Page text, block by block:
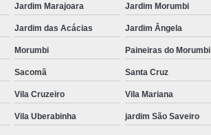
Jardim Marajoara Jardim Morumbi
Jardim das Acácias Jardim Ângela
Morumbi Paineiras do Morumbi
Sacomã Santa Cruz
Vila Cruzeiro Vila Mariana
Vila Uberabinha jardim São Saveiro